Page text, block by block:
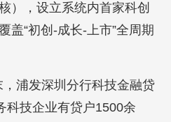
），设立系统内首家科创
盖“初创-成长-上市”全周期
浦发深圳分行科技金融贷
科技企业有贷户1500余